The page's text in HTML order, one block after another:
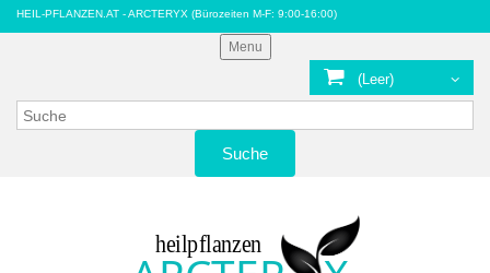
HEIL-PFLANZEN.AT - ARCTERYX (Bürozeiten M-F: 9:00-16:00)
Menu
(Leer)
Suche